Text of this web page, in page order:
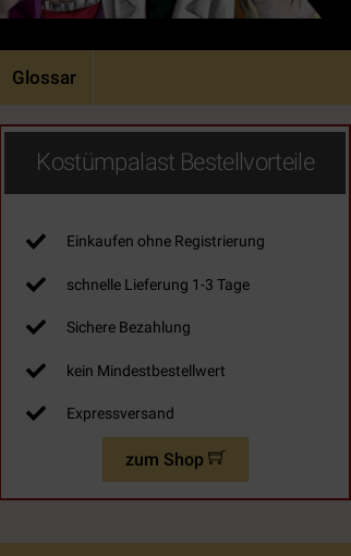
Glossar
Kostümpalast Bestellvorteile
Einkaufen ohne Registrierung
schnelle Lieferung 1-3 Tage
Sichere Bezahlung
kein Mindestbestellwert
Expressversand
zum Shop